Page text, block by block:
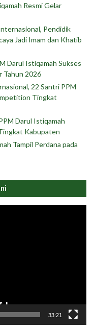
Resmi Gelar
Pendidik
Jadi Imam dan Khatib
Darul Istiqamah Sukses
Tahun 2026
22 Santri PPM
Tingkat
Darul Istiqamah
Kabupaten
Tampil Perdana pada
33:21